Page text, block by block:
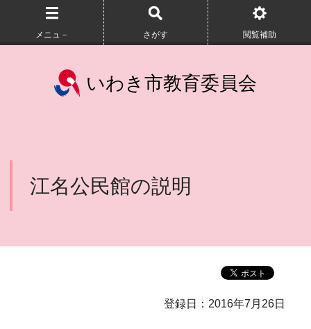
メニュ－ さがす 閲覧補助
いわき市教育委員会
江名公民館の説明
登録日：2016年7月26日